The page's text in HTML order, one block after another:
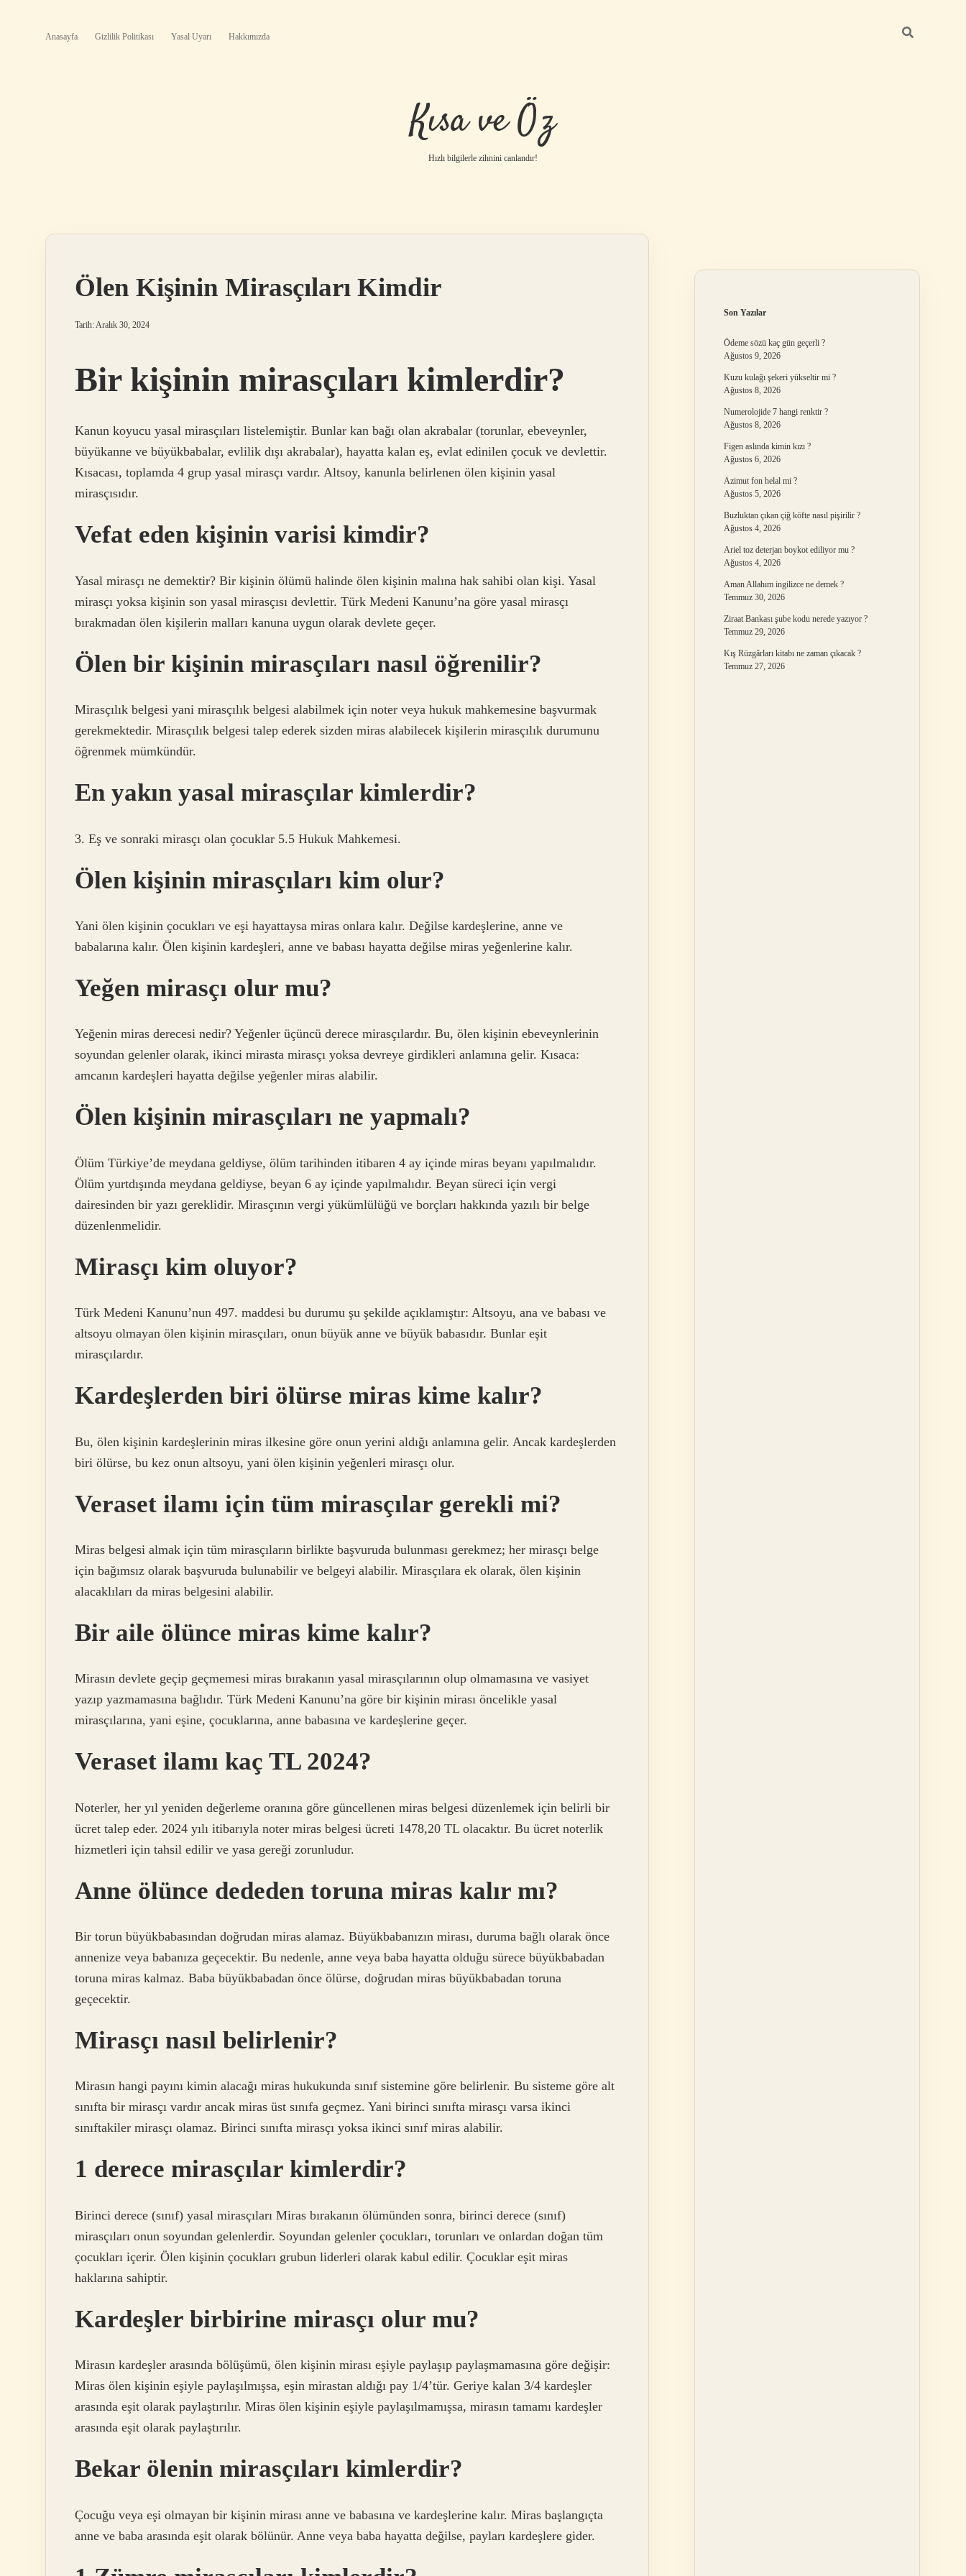
Anasayfa Gizlilik Politikası Yasal Uyarı Hakkımızda
Kısa ve Öz
Hızlı bilgilerle zihnini canlandır!
Ölen Kişinin Mirasçıları Kimdir
Tarih: Aralık 30, 2024
Bir kişinin mirasçıları kimlerdir?
Kanun koyucu yasal mirasçıları listelemiştir. Bunlar kan bağı olan akrabalar (torunlar, ebeveynler,
büyükanne ve büyükbabalar, evlilik dışı akrabalar), hayatta kalan eş, evlat edinilen çocuk ve devlettir.
Kısacası, toplamda 4 grup yasal mirasçı vardır. Altsoy, kanunla belirlenen ölen kişinin yasal
mirasçısıdır.
Vefat eden kişinin varisi kimdir?
Yasal mirasçı ne demektir? Bir kişinin ölümü halinde ölen kişinin malına hak sahibi olan kişi. Yasal
mirasçı yoksa kişinin son yasal mirasçısı devlettir. Türk Medeni Kanunu’na göre yasal mirasçı
bırakmadan ölen kişilerin malları kanuna uygun olarak devlete geçer.
Ölen bir kişinin mirasçıları nasıl öğrenilir?
Mirasçılık belgesi yani mirasçılık belgesi alabilmek için noter veya hukuk mahkemesine başvurmak
gerekmektedir. Mirasçılık belgesi talep ederek sizden miras alabilecek kişilerin mirasçılık durumunu
öğrenmek mümkündür.
En yakın yasal mirasçılar kimlerdir?
3. Eş ve sonraki mirasçı olan çocuklar 5.5 Hukuk Mahkemesi.
Ölen kişinin mirasçıları kim olur?
Yani ölen kişinin çocukları ve eşi hayattaysa miras onlara kalır. Değilse kardeşlerine, anne ve
babalarına kalır. Ölen kişinin kardeşleri, anne ve babası hayatta değilse miras yeğenlerine kalır.
Yeğen mirasçı olur mu?
Yeğenin miras derecesi nedir? Yeğenler üçüncü derece mirasçılardır. Bu, ölen kişinin ebeveynlerinin
soyundan gelenler olarak, ikinci mirasta mirasçı yoksa devreye girdikleri anlamına gelir. Kısaca:
amcanın kardeşleri hayatta değilse yeğenler miras alabilir.
Ölen kişinin mirasçıları ne yapmalı?
Ölüm Türkiye’de meydana geldiyse, ölüm tarihinden itibaren 4 ay içinde miras beyanı yapılmalıdır.
Ölüm yurtdışında meydana geldiyse, beyan 6 ay içinde yapılmalıdır. Beyan süreci için vergi
dairesinden bir yazı gereklidir. Mirasçının vergi yükümlülüğü ve borçları hakkında yazılı bir belge
düzenlenmelidir.
Mirasçı kim oluyor?
Türk Medeni Kanunu’nun 497. maddesi bu durumu şu şekilde açıklamıştır: Altsoyu, ana ve babası ve
altsoyu olmayan ölen kişinin mirasçıları, onun büyük anne ve büyük babasıdır. Bunlar eşit
mirasçılardır.
Kardeşlerden biri ölürse miras kime kalır?
Bu, ölen kişinin kardeşlerinin miras ilkesine göre onun yerini aldığı anlamına gelir. Ancak kardeşlerden
biri ölürse, bu kez onun altsoyu, yani ölen kişinin yeğenleri mirasçı olur.
Veraset ilamı için tüm mirasçılar gerekli mi?
Miras belgesi almak için tüm mirasçıların birlikte başvuruda bulunması gerekmez; her mirasçı belge
için bağımsız olarak başvuruda bulunabilir ve belgeyi alabilir. Mirasçılara ek olarak, ölen kişinin
alacaklıları da miras belgesini alabilir.
Bir aile ölünce miras kime kalır?
Mirasın devlete geçip geçmemesi miras bırakanın yasal mirasçılarının olup olmamasına ve vasiyet
yazıp yazmamasına bağlıdır. Türk Medeni Kanunu’na göre bir kişinin mirası öncelikle yasal
mirasçılarına, yani eşine, çocuklarına, anne babasına ve kardeşlerine geçer.
Veraset ilamı kaç TL 2024?
Noterler, her yıl yeniden değerleme oranına göre güncellenen miras belgesi düzenlemek için belirli bir
ücret talep eder. 2024 yılı itibarıyla noter miras belgesi ücreti 1478,20 TL olacaktır. Bu ücret noterlik
hizmetleri için tahsil edilir ve yasa gereği zorunludur.
Anne ölünce dededen toruna miras kalır mı?
Bir torun büyükbabasından doğrudan miras alamaz. Büyükbabanızın mirası, duruma bağlı olarak önce
annenize veya babanıza geçecektir. Bu nedenle, anne veya baba hayatta olduğu sürece büyükbabadan
toruna miras kalmaz. Baba büyükbabadan önce ölürse, doğrudan miras büyükbabadan toruna
geçecektir.
Mirasçı nasıl belirlenir?
Mirasın hangi payını kimin alacağı miras hukukunda sınıf sistemine göre belirlenir. Bu sisteme göre alt
sınıfta bir mirasçı vardır ancak miras üst sınıfa geçmez. Yani birinci sınıfta mirasçı varsa ikinci
sınıftakiler mirasçı olamaz. Birinci sınıfta mirasçı yoksa ikinci sınıf miras alabilir.
1 derece mirasçılar kimlerdir?
Birinci derece (sınıf) yasal mirasçıları Miras bırakanın ölümünden sonra, birinci derece (sınıf)
mirasçıları onun soyundan gelenlerdir. Soyundan gelenler çocukları, torunları ve onlardan doğan tüm
çocukları içerir. Ölen kişinin çocukları grubun liderleri olarak kabul edilir. Çocuklar eşit miras
haklarına sahiptir.
Kardeşler birbirine mirasçı olur mu?
Mirasın kardeşler arasında bölüşümü, ölen kişinin mirası eşiyle paylaşıp paylaşmamasına göre değişir:
Miras ölen kişinin eşiyle paylaşılmışsa, eşin mirastan aldığı pay 1/4’tür. Geriye kalan 3/4 kardeşler
arasında eşit olarak paylaştırılır. Miras ölen kişinin eşiyle paylaşılmamışsa, mirasın tamamı kardeşler
arasında eşit olarak paylaştırılır.
Bekar ölenin mirasçıları kimlerdir?
Çocuğu veya eşi olmayan bir kişinin mirası anne ve babasına ve kardeşlerine kalır. Miras başlangıçta
anne ve baba arasında eşit olarak bölünür. Anne veya baba hayatta değilse, payları kardeşlere gider.
Son Yazılar
Ödeme sözü kaç gün geçerli ?
Ağustos 9, 2026
Kuzu kulağı şekeri yükseltir mi ?
Ağustos 8, 2026
Numerolojide 7 hangi renktir ?
Ağustos 8, 2026
Figen aslında kimin kızı ?
Ağustos 6, 2026
Azimut fon helal mi ?
Ağustos 5, 2026
Buzluktan çıkan çiğ köfte nasıl pişirilir ?
Ağustos 4, 2026
Ariel toz deterjan boykot ediliyor mu ?
Ağustos 4, 2026
Aman Allahım ingilizce ne demek ?
Temmuz 30, 2026
Ziraat Bankası şube kodu nerede yazıyor ?
Temmuz 29, 2026
Kış Rüzgârları kitabı ne zaman çıkacak ?
Temmuz 27, 2026